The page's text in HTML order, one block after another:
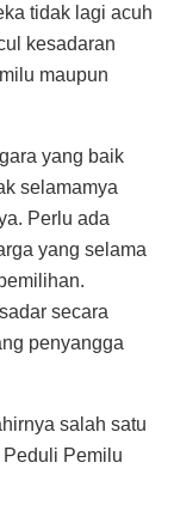
tidak lagi acuh
kesadaran
maupun
yang baik
selamamya
Perlu ada
yang selama
secara
penyangga
salah satu
Pemilu